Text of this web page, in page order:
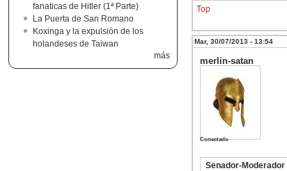
fanaticas de Hitler (1ª Parte)
La Puerta de San Romano
Koxinga y la expulsión de los
holandeses de Taiwan
más
Top
Mar, 30/07/2013 - 13:54
merlin-satan
Conectado
Senador-Moderador